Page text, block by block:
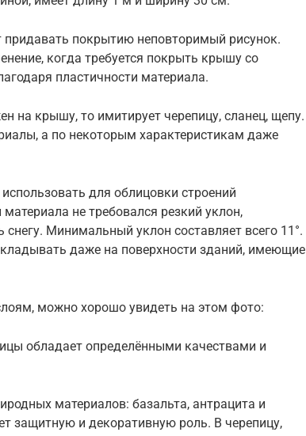
покрытию неповторимый рисунок.
когда требуется покрыть крышу со
пластичности материала.
на крышу, то имитирует черепицу, сланец, щепу.
а по некоторым характеристикам даже
для облицовки строений
не требовался резкий уклон,
Минимальный уклон составляет всего 11°.
даже на поверхности зданий, имеющие
можно хорошо увидеть на этом фото:
обладает определёнными качествами и
материалов: базальта, антрацита и
защитную и декоративную роль. В черепицу,